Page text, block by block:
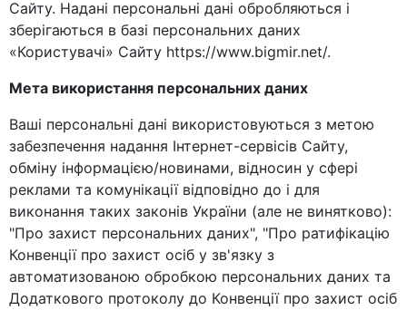
Сайту. Надані персональні дані обробляються і
зберігаються в базі персональних даних
«Користувачі» Сайту https://www.bigmir.net/.
Мета використання персональних даних
Ваші персональні дані використовуються з метою
забезпечення надання Інтернет-сервісів Сайту,
обміну інформацією/новинами, відносин у сфері
реклами та комунікації відповідно до і для
виконання таких законів України (але не винятково):
"Про захист персональних даних", "Про ратифікацію
Конвенції про захист осіб у зв'язку з
автоматизованою обробкою персональних даних та
Додаткового протоколу до Конвенції про захист осіб